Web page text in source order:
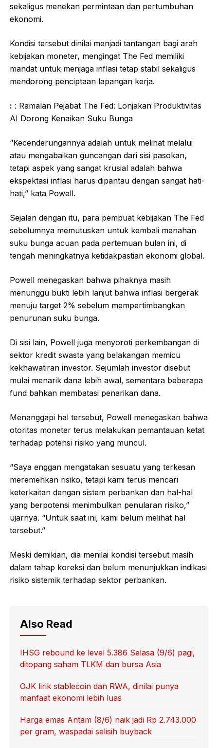
sekaligus menekan permintaan dan pertumbuhan
ekonomi.
Kondisi tersebut dinilai menjadi tantangan bagi arah
kebijakan moneter, mengingat The Fed memiliki
mandat untuk menjaga inflasi tetap stabil sekaligus
mendorong penciptaan lapangan kerja.
: : Ramalan Pejabat The Fed: Lonjakan Produktivitas
AI Dorong Kenaikan Suku Bunga
“Kecenderungannya adalah untuk melihat melalui
atau mengabaikan guncangan dari sisi pasokan,
tetapi aspek yang sangat krusial adalah bahwa
ekspektasi inflasi harus dipantau dengan sangat hati-
hati,” kata Powell.
Sejalan dengan itu, para pembuat kebijakan The Fed
sebelumnya memutuskan untuk kembali menahan
suku bunga acuan pada pertemuan bulan ini, di
tengah meningkatnya ketidakpastian ekonomi global.
Powell menegaskan bahwa pihaknya masih
menunggu bukti lebih lanjut bahwa inflasi bergerak
menuju target 2% sebelum mempertimbangkan
penurunan suku bunga.
Di sisi lain, Powell juga menyoroti perkembangan di
sektor kredit swasta yang belakangan memicu
kekhawatiran investor. Sejumlah investor disebut
mulai menarik dana lebih awal, sementara beberapa
fund bahkan membatasi penarikan dana.
Menanggapi hal tersebut, Powell menegaskan bahwa
otoritas moneter terus melakukan pemantauan ketat
terhadap potensi risiko yang muncul.
“Saya enggan mengatakan sesuatu yang terkesan
meremehkan risiko, tetapi kami terus mencari
keterkaitan dengan sistem perbankan dan hal-hal
yang berpotensi menimbulkan penularan risiko,”
ujarnya. “Untuk saat ini, kami belum melihat hal
tersebut.”
Meski demikian, dia menilai kondisi tersebut masih
dalam tahap koreksi dan belum menunjukkan indikasi
risiko sistemik terhadap sektor perbankan.
Also Read
IHSG rebound ke level 5.386 Selasa (9/6) pagi,
ditopang saham TLKM dan bursa Asia
OJK lirik stablecoin dan RWA, dinilai punya
manfaat ekonomi lebih luas
Harga emas Antam (8/6) naik jadi Rp 2.743.000
per gram, waspadai selisih buyback